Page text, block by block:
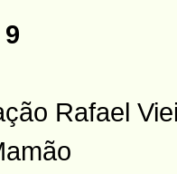
Rafael